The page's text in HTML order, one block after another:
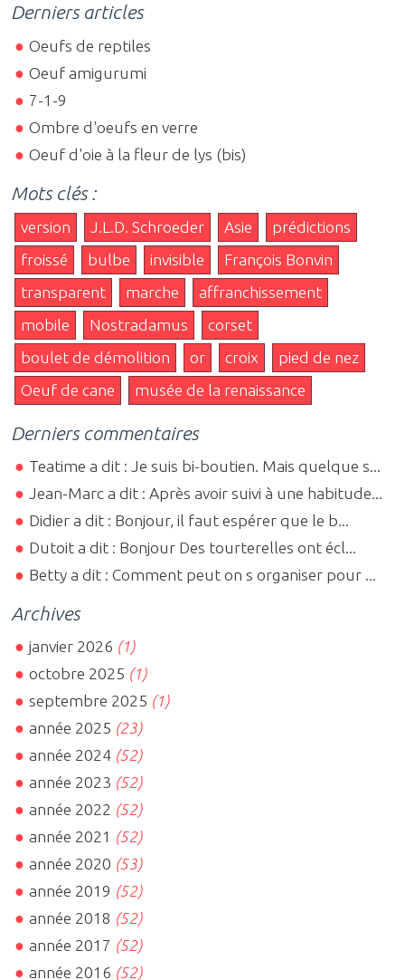
Derniers articles
Oeufs de reptiles
Oeuf amigurumi
7-1-9
Ombre d'oeufs en verre
Oeuf d'oie à la fleur de lys (bis)
Mots clés :
version J.L.D. Schroeder Asie
prédictions
froissé
bulbe invisible
François Bonvin
transparent
marche
affranchissement
mobile
Nostradamus
corset
boulet de démolition
or croix
pied de nez
Oeuf de cane
musée de la renaissance
Derniers commentaires
Teatime a dit : Je suis bi-boutien. Mais quelque s...
Jean-Marc a dit : Après avoir suivi à une habitude...
Didier a dit : Bonjour, il faut espérer que le b...
Dutoit a dit : Bonjour Des tourterelles ont écl...
Betty a dit : Comment peut on s organiser pour ...
Archives
janvier 2026 (1)
octobre 2025 (1)
septembre 2025 (1)
année 2025 (23)
année 2024 (52)
année 2023 (52)
année 2022 (52)
année 2021 (52)
année 2020 (53)
année 2019 (52)
année 2018 (52)
année 2017 (52)
année 2016 (52)